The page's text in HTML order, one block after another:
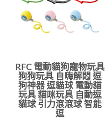
RFC 電動貓狗寵物玩具
狗狗玩具 自嗨解悶 逗
狗神器 逗貓球 電動貓
玩具 貓咪玩具 自動逗
貓球 引力滾滾球 智能
逗